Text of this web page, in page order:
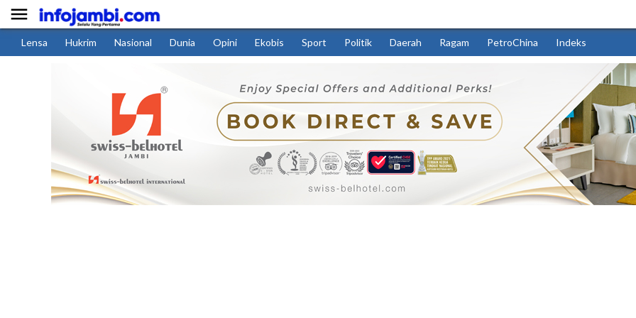

Lensa Hukrim Nasional Dunia Opini Ekobis Sport Politik Daerah Ragam PetroChina Indeks